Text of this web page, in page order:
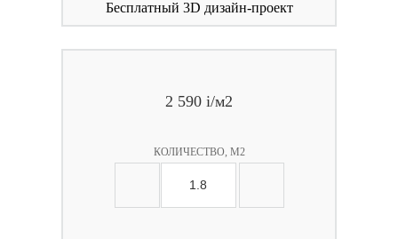
Бесплатный 3D дизайн-проект
2 590 i/м2
КОЛИЧЕСТВО, М2